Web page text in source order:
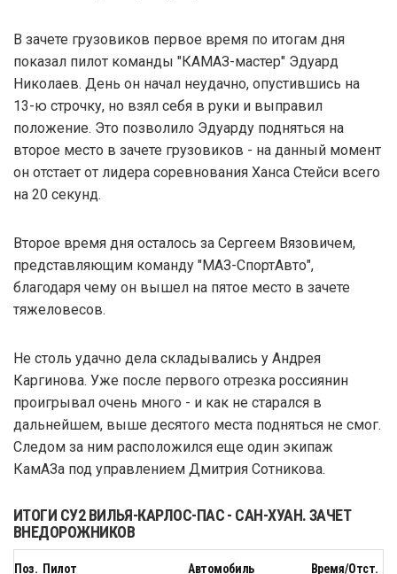
В зачете грузовиков первое время по итогам дня
показал пилот команды "КАМАЗ-мастер" Эдуард
Николаев. День он начал неудачно, опустившись на
13-ю строчку, но взял себя в руки и выправил
положение. Это позволило Эдуарду подняться на
второе место в зачете грузовиков - на данный момент
он отстает от лидера соревнования Ханса Стейси всего
на 20 секунд.
Второе время дня осталось за Сергеем Вязовичем,
представляющим команду "МАЗ-СпортАвто",
благодаря чему он вышел на пятое место в зачете
тяжеловесов.
Не столь удачно дела складывались у Андрея
Каргинова. Уже после первого отрезка россиянин
проигрывал очень много - и как не старался в
дальнейшем, выше десятого места подняться не смог.
Следом за ним расположился еще один экипаж
КамАЗа под управлением Дмитрия Сотникова.
ИТОГИ СУ2 ВИЛЬЯ-КАРЛОС-ПАС - САН-ХУАН. ЗАЧЕТ
ВНЕДОРОЖНИКОВ
Поз. Пилот Автомобиль Время/Отст.